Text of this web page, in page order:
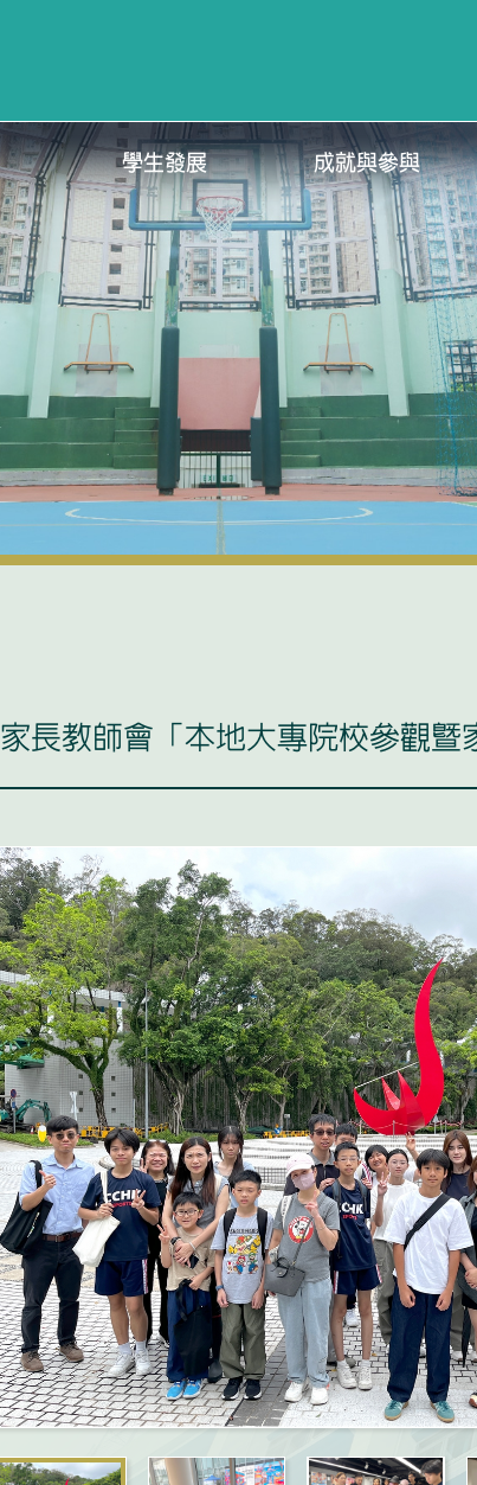
學生發展 成就與參與
家長教師會「本地大專院校參觀暨